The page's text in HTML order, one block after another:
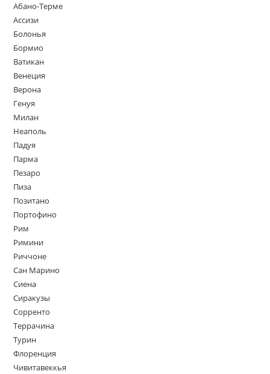
Абано-Терме
Ассизи
Болонья
Бормио
Ватикан
Венеция
Верона
Генуя
Милан
Неаполь
Падуя
Парма
Пезаро
Пиза
Позитано
Портофино
Рим
Римини
Риччоне
Сан Марино
Сиена
Сиракузы
Сорренто
Террачина
Турин
Флоренция
Чивитавеккья